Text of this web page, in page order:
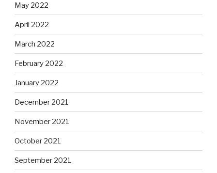
May 2022
April 2022
March 2022
February 2022
January 2022
December 2021
November 2021
October 2021
September 2021